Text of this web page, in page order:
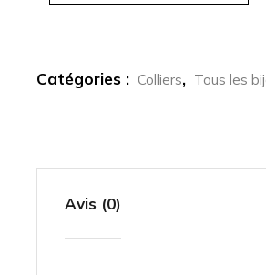
Catégories : Colliers, Tous les
Avis (0)